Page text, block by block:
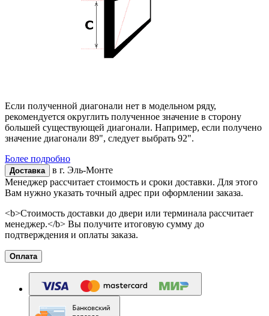
Если полученной диагонали нет в модельном ряду,
рекомендуется округлить полученное значение в сторону
большей существующей диагонали. Например, если получено
значение диагонали 89", следует выбрать 92".
Более подробно
Доставка в г. Эль-Монте
Менеджер рассчитает стоимость и сроки доставки. Для этого
Вам нужно указать точный адрес при оформлении заказа.
<b>Стоимость доставки до двери или терминала рассчитает
менеджер.</b> Вы получите итоговую сумму до
подтверждения и оплаты заказа.
Оплата